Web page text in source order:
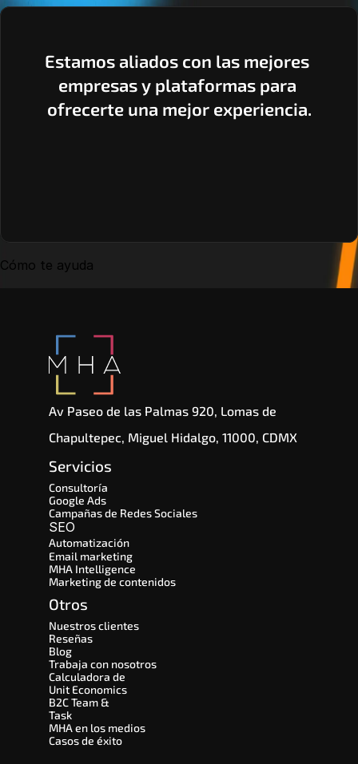
Cómo te ayuda
Estamos aliados con las mejores
empresas y plataformas para
ofrecerte una mejor experiencia.
Av Paseo de las Palmas 920, Lomas de
Chapultepec, Miguel Hidalgo, 11000, CDMX
Servicios
Consultoría
Google Ads
Campañas de Redes Sociales
Automatización
Email marketing
MHA Intelligence
Marketing de contenidos
Otros
Nuestros clientes
Reseñas
Blog
Trabaja con nosotros
Calculadora de
Unit Economics
B2C Team &
Task
MHA en los medios
Casos de éxito